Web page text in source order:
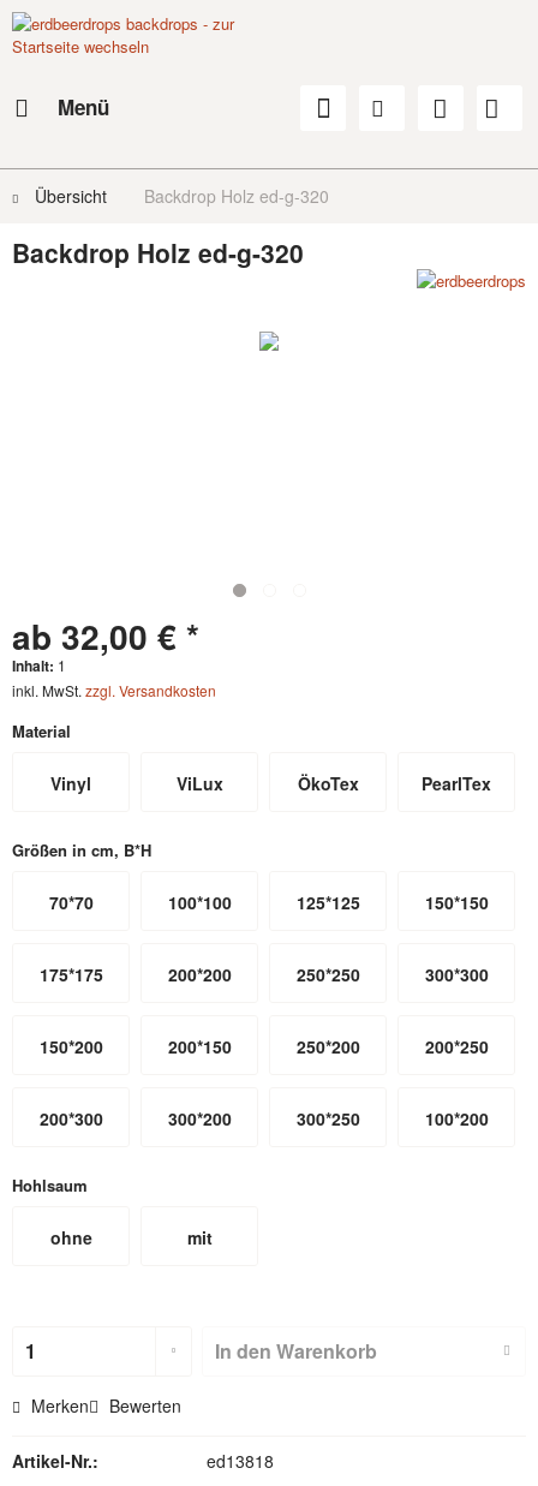
Menü
Übersicht Backdrop Holz ed-g-320
Backdrop Holz ed-g-320
ab 32,00 € *
Inhalt: 1
inkl. MwSt. zzgl. Versandkosten
Material
Vinyl ViLux ÖkoTex PearlTex
Größen in cm, B*H
70*70 100*100 125*125 150*150
175*175 200*200 250*250 300*300
150*200 200*150 250*200 200*250
200*300 300*200 300*250 100*200
Hohlsaum
ohne
mit
In den Warenkorb
Merken Bewerten
Artikel-Nr.: ed13818